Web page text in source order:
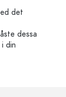
det
dessa
din